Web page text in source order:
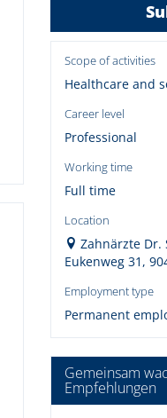
Scope of activities
Healthcare and
Career level
Professional
Working time
Full time
Location
Zahnärzte Dr.
Eukenweg 31,
Employment type
Permanent
Gemeinsam
Empfehlungen